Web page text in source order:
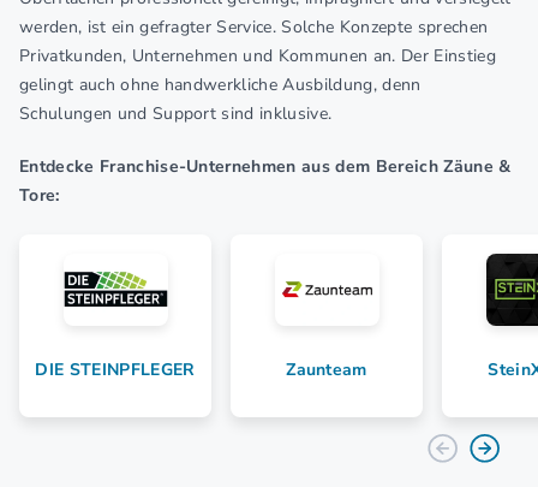
werden, ist ein gefragter Service. Solche Konzepte sprechen
Privatkunden, Unternehmen und Kommunen an. Der Einstieg
gelingt auch ohne handwerkliche Ausbildung, denn
Schulungen und Support sind inklusive.
Entdecke Franchise-Unternehmen aus dem Bereich Zäune &
Tore:
DIE STEINPFLEGER Zaunteam